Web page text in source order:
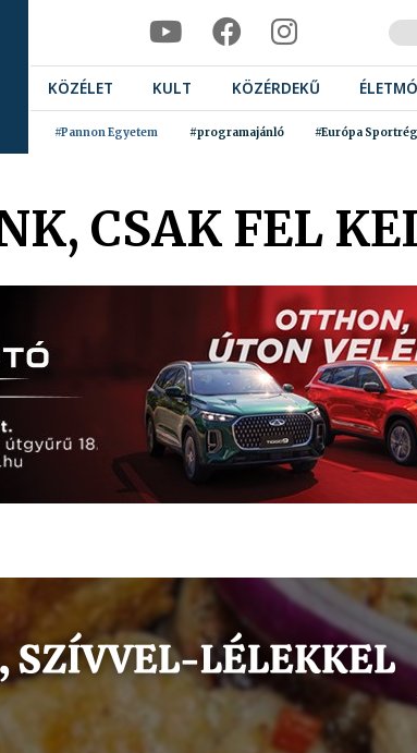
KÖZÉLET KULT KÖZÉRDEKŰ
#Pannon Egyetem #programajánló #Európa
CSAK FEL